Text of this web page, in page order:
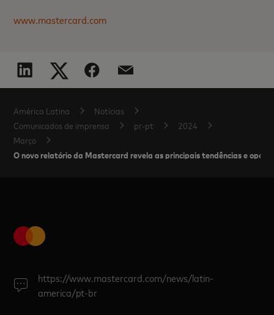
www.mastercard.com
América Latina
Notícias
Comunicados de imprensa
pr-pt
2024
Março
O novo relatório da Mastercard revela as principais tendências e
https://www.mastercard.com/news/latin-
america/pt-br